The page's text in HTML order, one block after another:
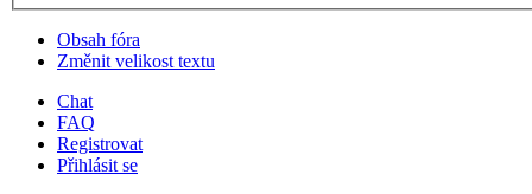
Obsah fóra
Změnit velikost textu
Chat
FAQ
Registrovat
Přihlásit se